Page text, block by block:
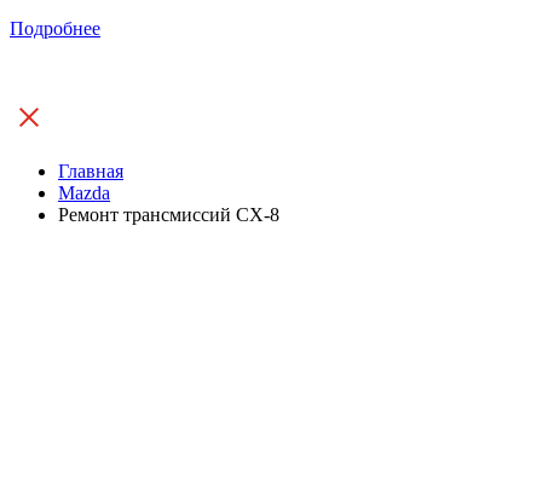
Подробнее
Главная
Mazda
Ремонт трансмиссий CX-8